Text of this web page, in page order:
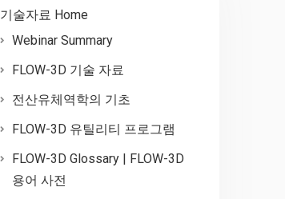
기술자료 Home
Webinar Summary
FLOW-3D 기술 자료
전산유체역학의 기초
FLOW-3D 유틸리티 프로그램
FLOW-3D Glossary | FLOW-3D
용어 사전